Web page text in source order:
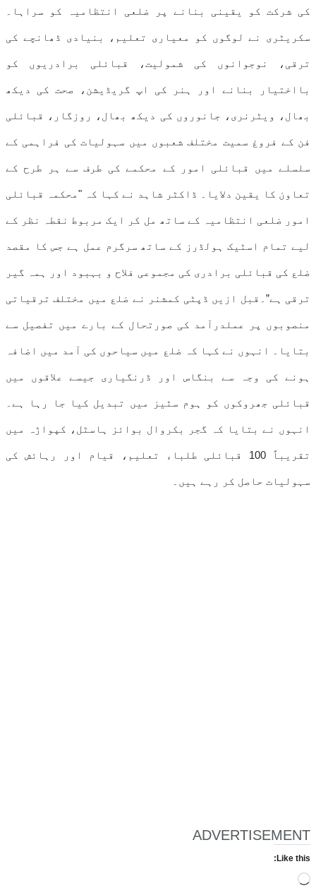
کی شرکت کو یقینی بنانے پر ضلعی انتظامیہ کو سراہا۔
سکریٹری نے لوگوں کو معیاری تعلیم، بنیادی ڈھانچے کی
ترقی، نوجوانوں کی شمولیت، قبائلی برادریوں کو
بااختیار بنانے اور ہنر کی اپ گریڈیشن، صحت کی دیکھ
بھال، ویٹرنری، جانوروں کی دیکھ بھال، روزگار، قبائلی
فن کے فروغ سمیت مختلف شعبوں میں سہولیات کی فراہمی کے
سلسلے میں قبائلی امور کے محکمے کی طرف سے ہر طرح کے
تعاون کا یقین دلایا۔ ڈاکٹر شاہد نے کہا کہ "محکمہ قبائلی
امور ضلعی انتظامیہ کے ساتھ مل کر ایک مربوط نقطہ نظر کے
لیے تمام اسٹیک ہولڈرز کے ساتھ سرگرم عمل ہے جس کا مقصد
ضلع کی قبائلی برادری کی مجموعی فلاح و بہبود اور ہمہ گیر
ترقی ہے”۔قبل ازیں ڈپٹی کمشنر نے ضلع میں مختلف ترقیاتی
منصوبوں پر عملدرآمد کی صورتحال کے بارے میں تفصیل سے
بتایا۔ انہوں نے کہا کہ ضلع میں سیاحوں کی آمد میں اضافہ
ہونے کی وجہ سے بنگاس اور ڈرنگیاری جیسے علاقوں میں
قبائلی جھروکوں کو ہوم سٹیز میں تبدیل کیا جا رہا ہے۔
انہوں نے بتایا کہ گجر بکروال بوائز ہاسٹل، کپواڑہ میں
تقریباً 100 قبائلی طلباء تعلیم، قیام اور رہائش کی
سہولیات حاصل کر رہے ہیں۔
ADVERTISEMENT
Like this:
Loading…